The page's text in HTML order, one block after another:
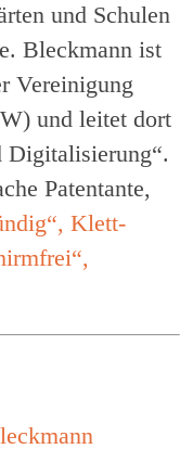
und Schulen
Bleckmann ist
Vereinigung
und leitet dort
Digitalisierung“.
Patentante,
Klett-